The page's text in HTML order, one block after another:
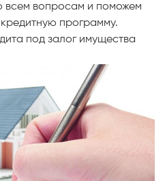
всем вопросам и поможем
программу.
под залог имущества